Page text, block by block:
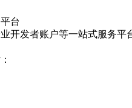
台
开发者账户等一站式服务平